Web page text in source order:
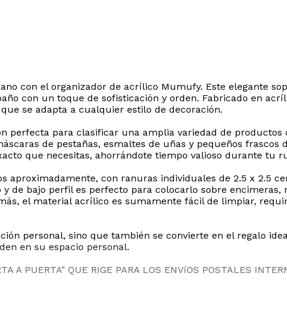
con el organizador de acrílico Mumufy. Este elegante
con un toque de sofisticación y orden. Fabricado en
se adapta a cualquier estilo de decoración.
para clasificar una amplia variedad de productos
de pestañas, esmaltes de uñas y pequeños
que necesitas, ahorrándote tiempo valioso durante tu
aproximadamente, con ranuras individuales de 2.5 x 2.5
de bajo perfil es perfecto para colocarlo sobre encimeras,
el material acrílico es sumamente fácil de limpiar,
personal, sino que también se convierte en el regalo
en su espacio personal.
A PUERTA" QUE RIGE PARA LOS ENVíOS POSTALES